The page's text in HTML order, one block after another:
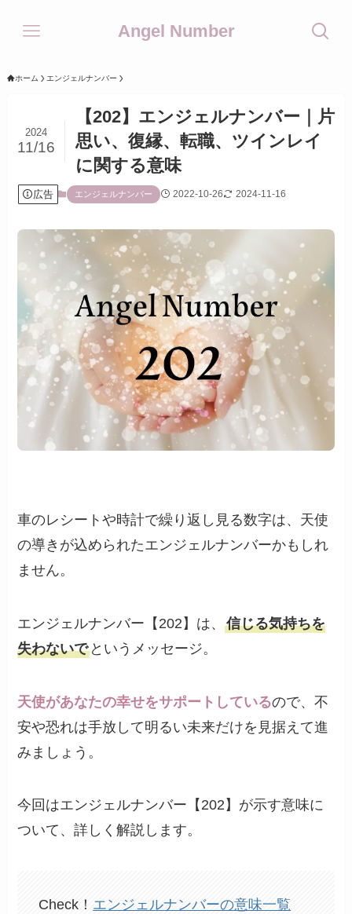
Angel Number
ホーム エンジェルナンバー
【202】エンジェルナンバー｜片
思い、復縁、転職、ツインレイ
に関する意味
2024
11/16
広告 エンジェルナンバー 2022-10-26 2024-11-16
車のレシートや時計で繰り返し見る数字は、天使
の導きが込められたエンジェルナンバーかもしれ
ません。
エンジェルナンバー【202】は、信じる気持ちを
失わないで というメッセージ。
天使があなたの幸せをサポートしているので、不
安や恐れは手放して明るい未来だけを見据えて進
みましょう。
今回はエンジェルナンバー【202】が示す意味に
ついて、詳しく解説します。
Check！ エンジェルナンバーの意味一覧